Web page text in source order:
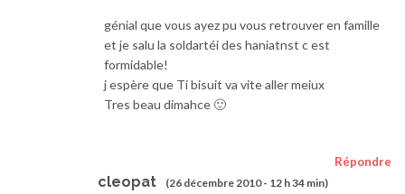
génial que vous ayez pu vous retrouver en famille
et je salu la soldartéi des haniatnst c est
formidable!
j espère que Ti bisuit va vite aller meiux
Tres beau dimahce 🙂
cleopat (26 décembre 2010 - 12 h 34 min)
Répondre